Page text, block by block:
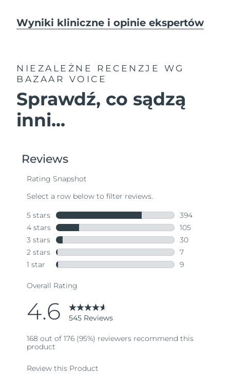
Wyniki kliniczne i opinie ekspertów
NIEZALEŻNE RECENZJE
WG
BAZAAR VOICE
Sprawdź, co sądzą
inni...